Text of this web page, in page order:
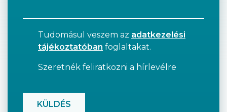
Tudomásul veszem az adatkezelési
tájékoztatóban foglaltakat.
Szeretnék feliratkozni a hírlevélre